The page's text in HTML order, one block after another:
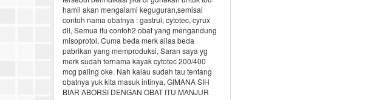
hamil akan mengalami keguguran,semisal
contoh nama obatnya : gastrul, cytotec, cyrux
dll, Semua itu contoh2 obat yang mengandung
misoprotol, Cuma beda merk alias beda
pabrikan yang memproduksi, Saran saya yg
merk sudah ternama kayak cytotec 200/400
mcg paling oke. Nah kalau sudah tau tentang
obatnya yuk kita masuk intinya, GIMANA SIH
BIAR ABORSI DENGAN OBAT ITU MANJUR